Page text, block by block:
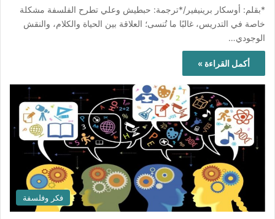
*بقلم: أوسكار برينيفير/*ترجمة: حبطيش وعلي تطرح الفلسفة مشكلة
خاصة في التدريس، غالبًا ما تُنسى؛ العلاقة بين الحياة والكلام، والنقش
الوجودي…
أكمل القراءة »
فكر وفلسفة